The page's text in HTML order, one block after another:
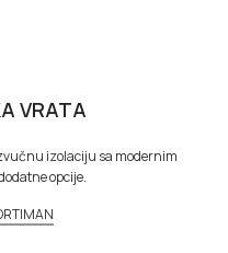
VRATA
izolaciju sa modernim
opcije.